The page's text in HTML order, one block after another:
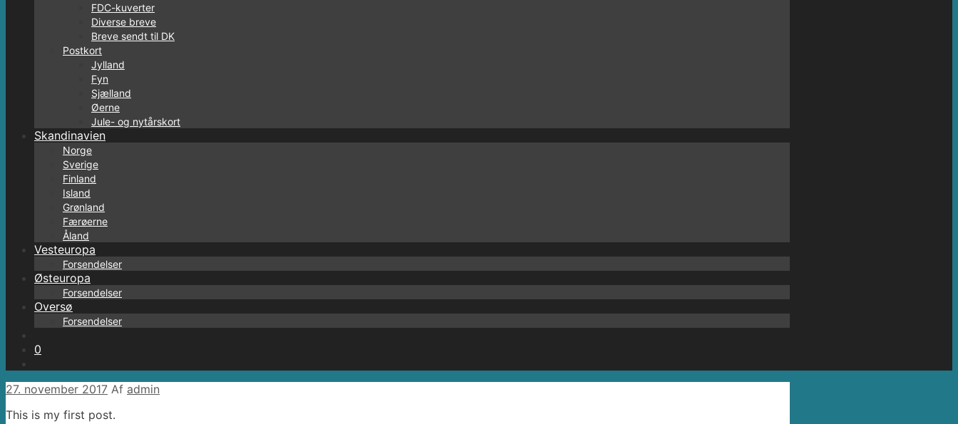
FDC-kuverter
Diverse breve
Breve sendt til DK
Postkort
Jylland
Fyn
Sjælland
Øerne
Jule- og nytårskort
Skandinavien
Norge
Sverige
Finland
Island
Grønland
Færøerne
Åland
Vesteuropa
Forsendelser
Østeuropa
Forsendelser
Oversø
Forsendelser
0
27. november 2017 Af admin
This is my first post.